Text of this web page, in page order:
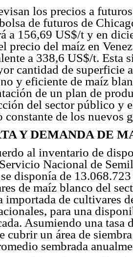
los precios a
de futuros de
a 156,69 US$/t y en
precio del maíz en
a 338,6 US$/t. Esta
cantidad de superficie
y eficiente de maíz
de un plan de
del sector público y
de los nuevos
Y DEMANDA DE
al inventario de
Nacional de
disponía de
de maíz blanco del
importada de cultivares
para una
Asumiendo una tasa
cubrir un área de
sembrada